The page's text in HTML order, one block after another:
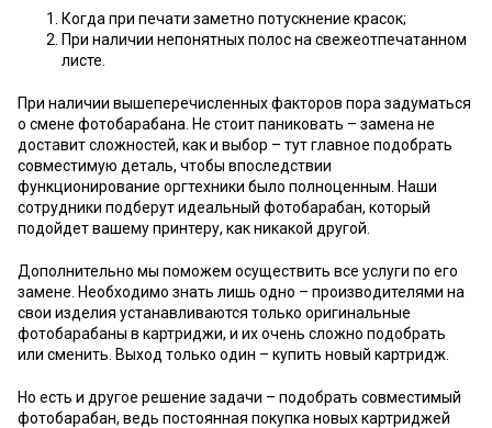
Когда при печати заметно потускнение красок;
При наличии непонятных полос на свежеотпечатанном
листе.
При наличии вышеперечисленных факторов пора задуматься
о смене фотобарабана. Не стоит паниковать – замена не
доставит сложностей, как и выбор – тут главное подобрать
совместимую деталь, чтобы впоследствии
функционирование оргтехники было полноценным. Наши
сотрудники подберут идеальный фотобарабан, который
подойдет вашему принтеру, как никакой другой.
Дополнительно мы поможем осуществить все услуги по его
замене. Необходимо знать лишь одно – производителями на
свои изделия устанавливаются только оригинальные
фотобарабаны в картриджи, и их очень сложно подобрать
или сменить. Выход только один – купить новый картридж.
Но есть и другое решение задачи – подобрать совместимый
фотобарабан, ведь постоянная покупка новых картриджей